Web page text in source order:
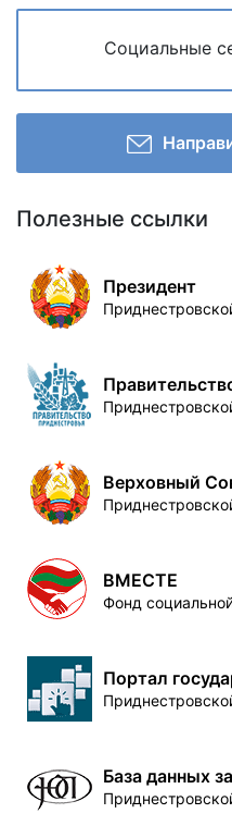
Социальные
Полезные ссылки
Президент
Верховный
ВМЕСТЕ
Фонд
Портал
База данных